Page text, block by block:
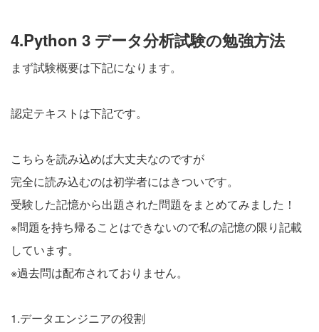
4.Python 3 データ分析試験の勉強方法
まず試験概要は下記になります。
認定テキストは下記です。
こちらを読み込めば大丈夫なのですが
完全に読み込むのは初学者にはきついです。
受験した記憶から出題された問題をまとめてみました！
※問題を持ち帰ることはできないので私の記憶の限り記載
しています。
※過去問は配布されておりません。
1.データエンジニアの役割